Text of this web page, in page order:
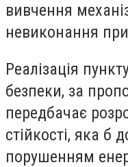
вивчення
невиконання
Реалізація
безпеки, за
передбачає
стійкості, яка б
порушенням